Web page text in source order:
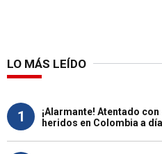
LO MÁS LEÍDO
1
¡Alarmante! Atentado
heridos en Colombia a